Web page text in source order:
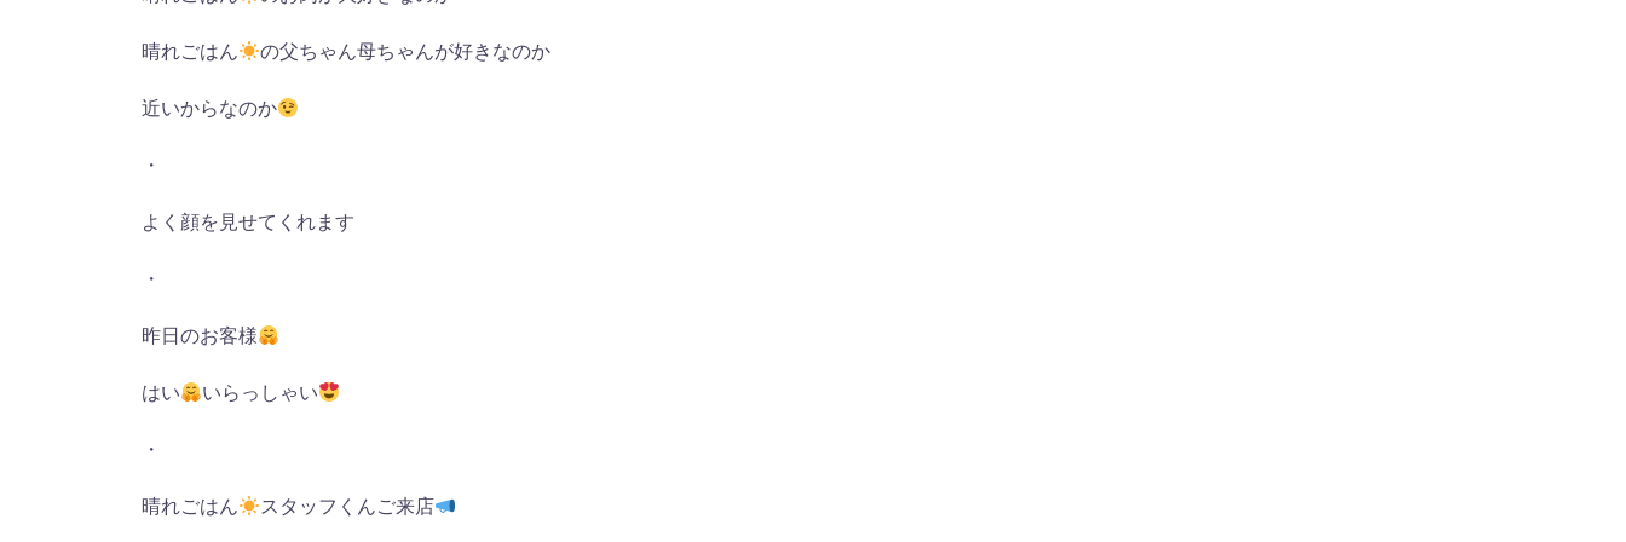
晴れごはん の父ちゃん母ちゃんが好きなのか
近いからなのか
・
よく顔を見せてくれます
・
昨日のお客様
はい いらっしゃい
・
晴れごはん スタッフくんご来店